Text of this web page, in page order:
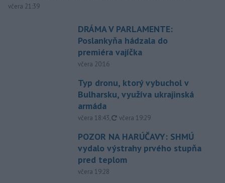
včera 21:39
DRÁMA V PARLAMENTE:
Poslankyňa hádzala do
premiéra vajíčka
včera 20:16
Typ dronu, ktorý vybuchol v
Bulharsku, využíva ukrajinská
armáda
včera 18:43, aktualizované
včera 19:29
POZOR NA HARÚČAVY: SHMÚ
vydalo výstrahy prvého stupňa
pred teplom
včera 19:28